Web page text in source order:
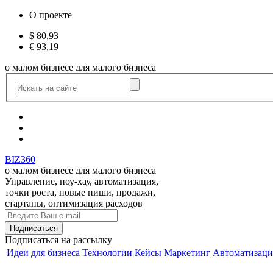
О проекте
$ 80,93
€ 93,19
о малом бизнесе для малого бизнеса
BIZ360
о малом бизнесе для малого бизнеса
Управление, ноу-хау, автоматизация,
точки роста, новые ниши, продажи,
стартапы, оптимизация расходов
Подписаться на рассылку
Идеи для бизнеса Технологии Кейсы Маркетинг